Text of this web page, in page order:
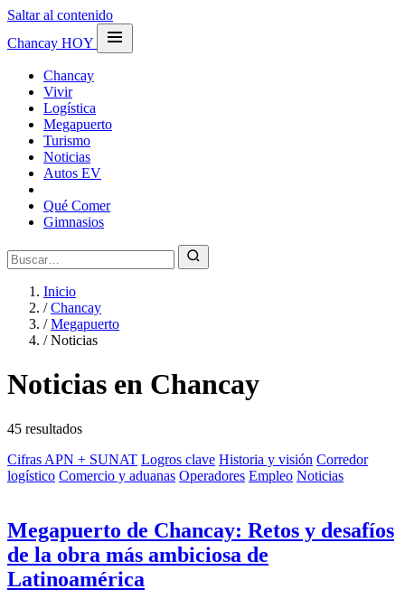
Saltar al contenido
Chancay HOY
Chancay
Vivir
Logística
Megapuerto
Turismo
Noticias
Autos EV
Qué Comer
Gimnasios
Inicio
/ Chancay
/ Megapuerto
/ Noticias
Noticias en Chancay
45 resultados
Cifras APN + SUNAT Logros clave Historia y visión Corredor
logístico Comercio y aduanas Operadores Empleo Noticias
Megapuerto de Chancay: Retos y desafíos
de la obra más ambiciosa de
Latinoamérica